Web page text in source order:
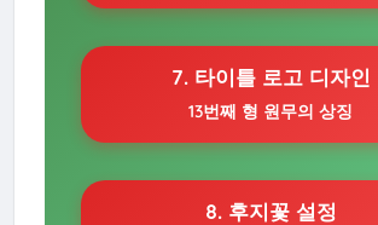
7. 타이틀 로고 디자인
13번째 형 원무의 상징
8. 후지꽃 설정